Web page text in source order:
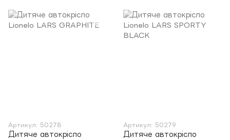
Артикул: 50278
Дитяче автокрісло
Артикул: 50279
Дитяче автокрісло